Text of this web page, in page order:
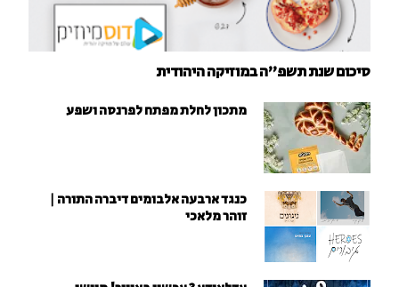
סיכום שנת תשפ"ה במוזיקה היהודית
מתכון לחלת מפתח לפרנסה ושפע
כנגד ארבעה אלבומים דיברה התורה |
זוהר מלאכי